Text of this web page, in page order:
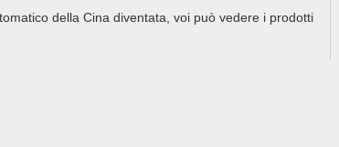
della Cina diventata, voi può vedere i prodotti